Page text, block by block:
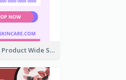
Pastel Skin Product Wide Skyscraper Banner Design